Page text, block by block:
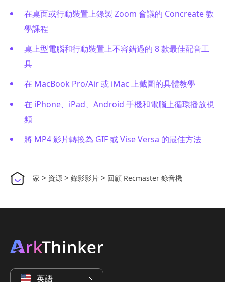
在桌面或行動裝置上錄製 Zoom 會議的 Concreate 教
學課程
桌上型電腦和行動裝置上不容錯過的 8 款最佳配音工
具
在 MacBook Pro/Air 或 iMac 上截圖的具體教學
在 iPhone、iPad、Android 手機和電腦上循環播放視
頻
將 MP4 影片轉換為 GIF 或 Vise Versa 的最佳方法
家 > 資源 > 錄影影片 > 回顧 Recmaster 錄音機
英語